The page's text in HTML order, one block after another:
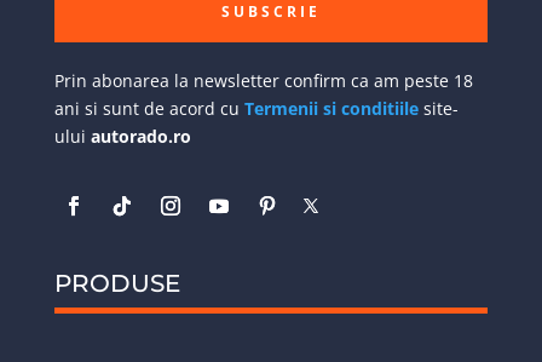
SUBSCRIE
Prin abonarea la newsletter confirm ca am peste 18
ani si sunt de acord cu Termenii si conditiilesite-
ului autorado.ro
PRODUSE